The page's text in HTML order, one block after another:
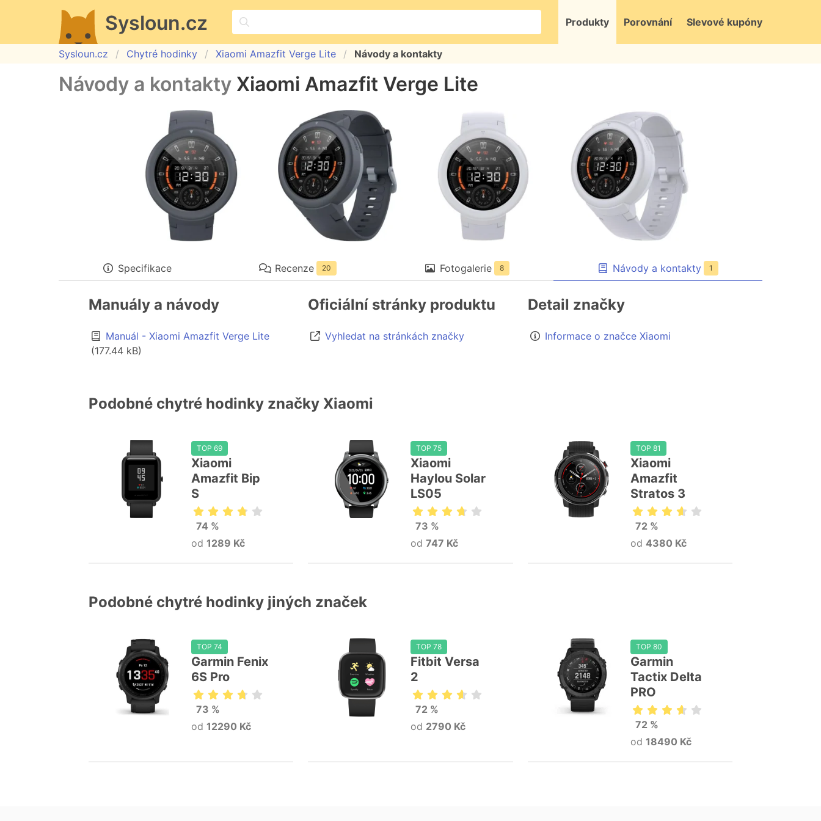
Sysloun.cz Produkty Porovnání Slevové kupóny
Sysloun.cz Chytré hodinky Xiaomi Amazfit Verge Lite Návody a kontakty
Návody a kontakty Xiaomi Amazfit Verge Lite
Specifikace Recenze 20 Fotogalerie 8 Návody a kontakty 1
Manuály a návody
Manuál - Xiaomi Amazfit Verge Lite
(177.44 kB)
Oficiální stránky produktu
Vyhledat na stránkách značky
Detail značky
Informace o značce Xiaomi
Podobné chytré hodinky značky Xiaomi
TOP 69
Xiaomi
Amazfit Bip
S
74 %
od 1289 Kč
TOP 75
Xiaomi
Haylou Solar
LS05
73 %
od747 Kč
TOP 81
Xiaomi
Amazfit
Stratos 3
72 %
od 4380 Kč
Podobné chytré hodinky jiných značek
TOP 74
Garmin Fenix
6S Pro
73 %
od 12290 Kč
TOP 78
Fitbit Versa
2
72 %
od 2790 Kč
TOP 80
Garmin
Tactix Delta
PRO
72 %
od 18490 Kč